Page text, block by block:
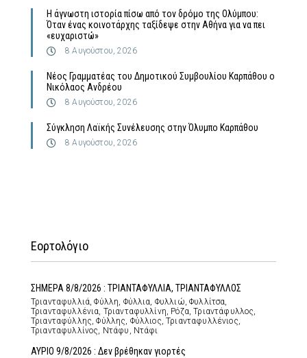
Η άγνωστη ιστορία πίσω από τον δρόμο της Ολύμπου:
Όταν ένας κοινοτάρχης ταξίδεψε στην Αθήνα για να πει
«ευχαριστώ»
8 Αυγούστου, 2026
Νέος Γραμματέας του Δημοτικού Συμβουλίου Καρπάθου ο
Νικόλαος Ανδρέου
8 Αυγούστου, 2026
Σύγκληση Λαϊκής Συνέλευσης στην Όλυμπο Καρπάθου
8 Αυγούστου, 2026
Εορτολόγιο
ΣΗΜΕΡΑ 8/8/2026 : ΤΡΙΑΝΤΑΦΥΛΛΙΑ, ΤΡΙΑΝΤΑΦΥΛΛΟΣ
Τριανταφυλλιά, Φύλλη, Φύλλια, Φυλλιώ, Φυλλίτσα,
Τριανταφυλλένια, Τριανταφυλλίνη, Ρόζα, Τριαντάφυλλος,
Τριανταφύλλης, Φύλλης, Φύλλιος, Τριανταφυλλένιος,
Τριανταφυλλίνος, Ντάφυ, Ντάφι
ΑΥΡΙΟ 9/8/2026 : Δεν βρέθηκαν γιορτές